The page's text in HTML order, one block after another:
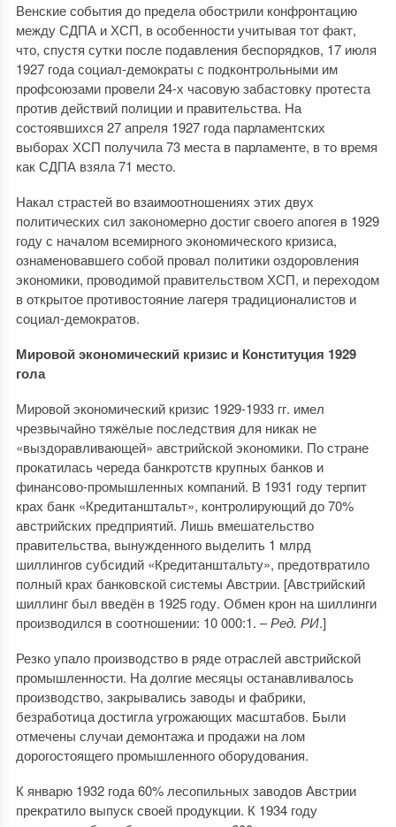
Венские события до предела обострили конфронтацию
между СДПА и ХСП, в особенности учитывая тот факт,
что, спустя сутки после подавления беспорядков, 17 июля
1927 года социал-демократы с подконтрольными им
профсоюзами провели 24-х часовую забастовку протеста
против действий полиции и правительства. На
состоявшихся 27 апреля 1927 года парламентских
выборах ХСП получила 73 места в парламенте, в то время
как СДПА взяла 71 место.
Накал страстей во взаимоотношениях этих двух
политических сил закономерно достиг своего апогея в 1929
году с началом всемирного экономического кризиса,
ознаменовавшего собой провал политики оздоровления
экономики, проводимой правительством ХСП, и переходом
в открытое противостояние лагеря традиционалистов и
социал-демократов.
Мировой экономический кризис и Конституция 1929
гола
Мировой экономический кризис 1929-1933 гг. имел
чрезвычайно тяжёлые последствия для никак не
«выздоравливающей» австрийской экономики. По стране
прокатилась череда банкротств крупных банков и
финансово-промышленных компаний. В 1931 году терпит
крах банк «Кредитанштальт», контролирующий до 70%
австрийских предприятий. Лишь вмешательство
правительства, вынужденного выделить 1 млрд
шиллингов субсидий «Кредитанштальту», предотвратило
полный крах банковской системы Австрии. [Австрийский
шиллинг был введён в 1925 году. Обмен крон на шиллинги
производился в соотношении: 10 000:1. ‒Ред. РИ.]
Резко упало производство в ряде отраслей австрийской
промышленности. На долгие месяцы останавливалось
производство, закрывались заводы и фабрики,
безработица достигла угрожающих масштабов. Были
отмечены случаи демонтажа и продажи на лом
дорогостоящего промышленного оборудования.
К январю 1932 года 60% лесопильных заводов Австрии
прекратило выпуск своей продукции. К 1934 году